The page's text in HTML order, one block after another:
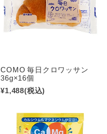
COMO 毎日クロワッサン
36g×16個
¥1,488(税込)